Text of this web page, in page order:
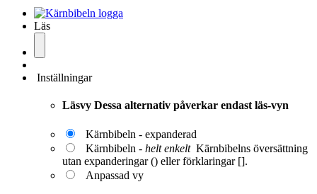
Läs
Inställningar
Läsvy Dessa alternativ påverkar endast läs-vyn
Kärnbibeln - expanderad
Kärnbibeln - helt enkelt Kärnbibelns översättning
utan expanderingar () eller förklaringar [].
Anpassad vy